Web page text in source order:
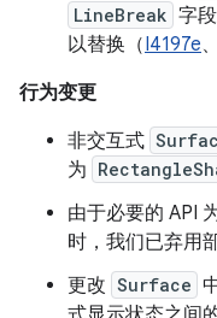
LineBreak 字
以替换（I4197e、
行为变更
非交互式
为
由于必要的 API
时，我们已弃用
更改 Surface